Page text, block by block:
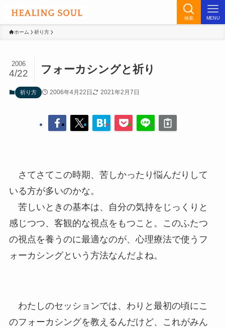
検索 MENU
ホーム 祈り方
フォーカシングと祈り
2006
4/22
祈り方 2006年4月22日 2021年2月7日
さてさてこの時期、苦しかったり悩んだりして
いる方が多いのかな。
苦しいときの基本は、自分の気持をじっくりと
感じつつ、客観的な視点をもつこと。このふたつ
の視点を養うのに最適なのが、心理療法で使うフ
ォーカシングという方法なんだよね。
わたしのセッションでは、わりと最初の頃にこ
のフォーカシングを教えるんだけど、これがみん